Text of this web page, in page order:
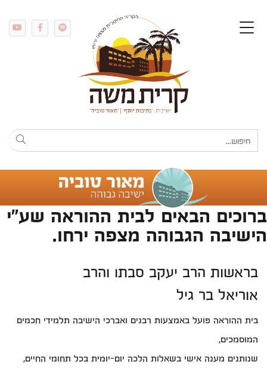
ברוכים הבאים לבית ההוראה שע"י
הישיבה הגבוהה מצפה ירחו.
בראשות הרב יעקב סבתו והרב
אוריאל בר גיל
בית ההוראה פועל באמצעות רבנים ואברכי הישיבה תלמידי חכמים
המוסמכים,
שנותנים מענה אישי בשאלות הלכה יום-יומית בכל תחומי החיים,